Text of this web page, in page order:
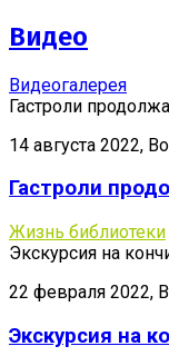
Видео
Видеогалерея
Гастроли
14 августа 2022,
Гастроли
Жизнь библиотеки
Экскурсия на
22 февраля 2022,
Экскурсия на